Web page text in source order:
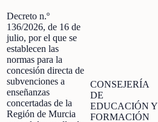
Decreto n.º
136/2026, de 16 de
julio, por el que se
establecen las
normas para la
concesión directa de
subvenciones a
enseñanzas
concertadas de la
Región de Murcia
CONSEJERÍA
DE
EDUCACIÓN Y
FORMACIÓN